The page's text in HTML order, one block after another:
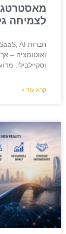
לצמיחה
וסקיילבילי.
קרא עוד »